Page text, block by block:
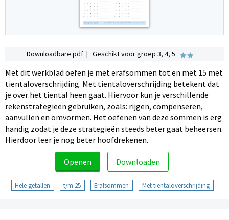
Downloadbare pdf | Geschikt voor groep 3, 4, 5
Met dit werkblad oefen je met erafsommen tot en met 15 met
tientaloverschrijding. Met tientaloverschrijding betekent dat
je over het tiental heen gaat. Hiervoor kun je verschillende
rekenstrategieën gebruiken, zoals: rijgen, compenseren,
aanvullen en omvormen. Het oefenen van deze sommen is erg
handig zodat je deze strategieën steeds beter gaat beheersen.
Hierdoor leer je nog beter hoofdrekenen.
Openen Downloaden
Hele getallen t/m 25 Erafsommen Met tientaloverschrijding